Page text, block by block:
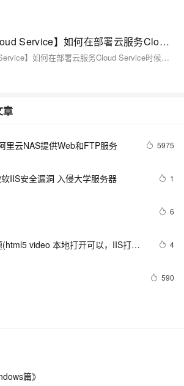
【Azure云服务 Cloud Service】如何在部署云服务Cloud Service时候通过启动任务Start Task来配置IIS (如开启ARR)
【Azure云服务 Cloud Service】如何在部署云服务Cloud Service时候通过启动任务Start Task来配置IIS (如开启ARR)
章
里云NAS提供Web和FTP服务 5975
IIS安全漏洞 入侵大学服务器 1
6
video 本地打开可以，IIS打开
4
590
问弹出提示框
装iis的问题
篇》